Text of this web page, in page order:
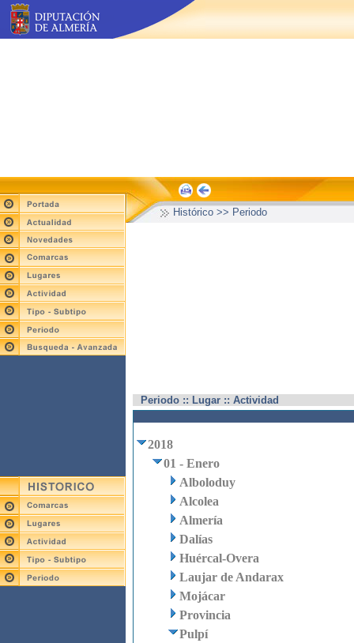
Histórico >> Periodo
Periodo :: Lugar :: Actividad
2018
01 - Enero
Alboloduy
Alcolea
Almería
Dalías
Huércal-Overa
Laujar de Andarax
Mojácar
Provincia
Pulpí